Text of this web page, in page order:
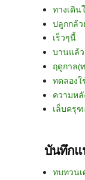
ทางเดิน
ปลูกกล้ว
เร็วๆนี้
บานแล้ว
ฤดูกาล(
ทดลอง
ความหลั
เล็บครุฑ
บันทึกแ
ทบทวนเ